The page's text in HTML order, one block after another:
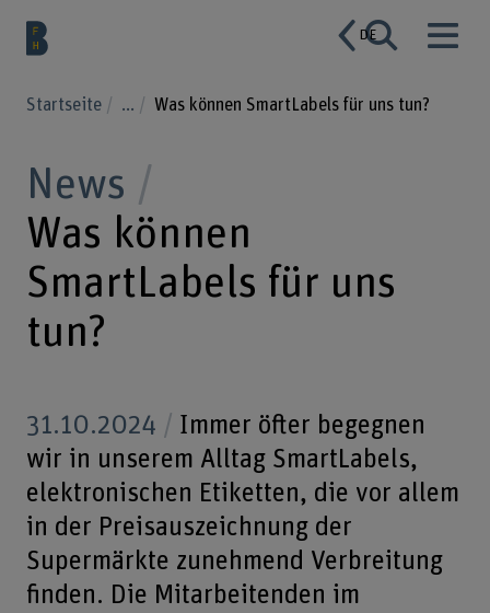
DE
Startseite ... Was können SmartLabels für uns tun?
News
Was können
SmartLabels für uns
tun?
31.10.2024
Immer öfter begegnen
wir in unserem Alltag SmartLabels,
elektronischen Etiketten, die vor allem
in der Preisauszeichnung der
Supermärkte zunehmend Verbreitung
finden. Die Mitarbeitenden im